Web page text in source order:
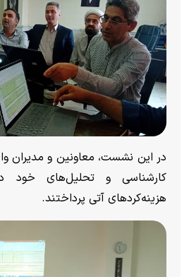
در این نشست، معاونین و مدیران
کارشناسی و تحلیل‌های خود
هزینه‌کرد‌های آتی پرداختند.